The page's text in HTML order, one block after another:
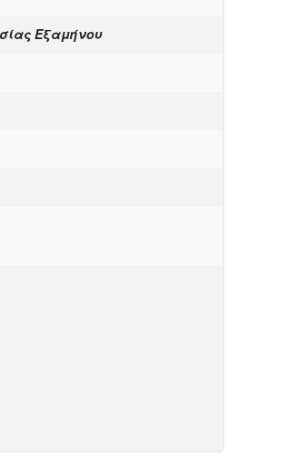
Εξαμήνου